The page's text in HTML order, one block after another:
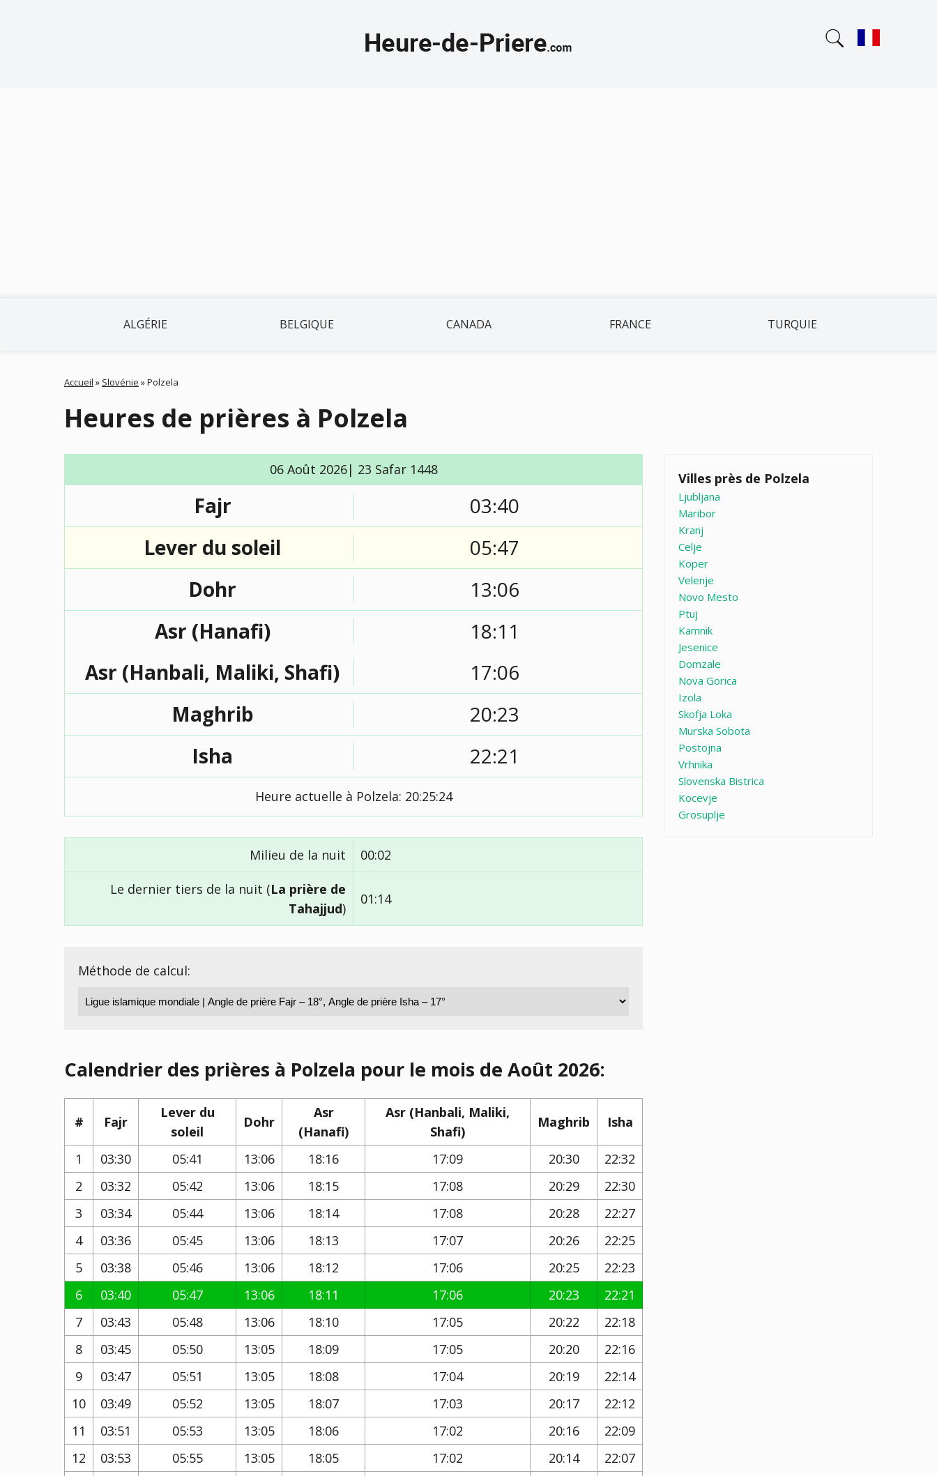
ALGÉRIE BELGIQUE CANADA FRANCE TURQUIE
Accueil » Slovénie »Polzela
Heures de prières à Polzela
06 Août 2026| 23 Safar 1448
Fajr
03:40
Lever du soleil
05:47
Dohr
13:06
Asr (Hanafi)
18:11
Asr (Hanbali, Maliki, Shafi)
17:06
Maghrib
20:23
Isha
22:21
Heure actuelle à Polzela: 20:25:25
Milieu de la nuit 00:02
Le dernier tiers de la nuit (La prière de
Tahajjud)
01:14
Méthode de calcul:
Calendrier des prières à Polzela pour le mois de Août 2026:
# Fajr
Lever du
soleil
Dohr
Asr
(Hanafi)
Asr (Hanbali, Maliki,
Shafi)
Maghrib Isha
1 03:30 05:41 13:06 18:16 17:09 20:30
22:32
2
03:32 05:42 13:06 18:15 17:08 20:29
22:30
3
03:34 05:44 13:06 18:14 17:08 20:28
22:27
4
03:36 05:45 13:06 18:13 17:07 20:26
22:25
5
03:38 05:46 13:06 18:12 17:06 20:25
22:23
6
03:40 05:47 13:06 18:11 17:06 20:23
22:21
7
03:43 05:48 13:06 18:10 17:05 20:22
22:18
8
03:45 05:50 13:05 18:09 17:05 20:20
22:16
9
03:47 05:51 13:05 18:08 17:04 20:19
22:14
10
03:49 05:52 13:05 18:07 17:03 20:17
22:12
11
03:51 05:53 13:05 18:06 17:02 20:16
22:09
12
03:53 05:55 13:05 18:05 17:02 20:14
22:07
Villes près de Polzela
Ljubljana
Maribor
Kranj
Celje
Koper
Velenje
Novo Mesto
Ptuj
Kamnik
Jesenice
Domzale
Nova Gorica
Izola
Skofja Loka
Murska Sobota
Postojna
Vrhnika
Slovenska Bistrica
Kocevje
Grosuplje